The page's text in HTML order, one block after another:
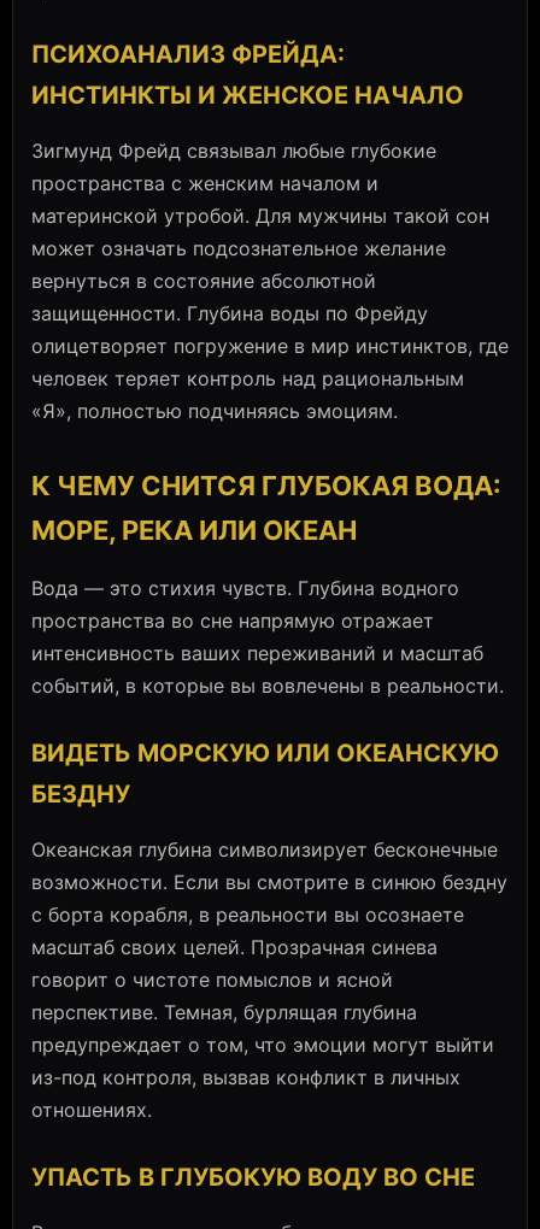
ПСИХОАНАЛИЗ ФРЕЙДА:
ИНСТИНКТЫ И ЖЕНСКОЕ НАЧАЛО
Зигмунд Фрейд связывал любые глубокие
пространства с женским началом и
материнской утробой. Для мужчины такой сон
может означать подсознательное желание
вернуться в состояние абсолютной
защищенности. Глубина воды по Фрейду
олицетворяет погружение в мир инстинктов, где
человек теряет контроль над рациональным
«Я», полностью подчиняясь эмоциям.
К ЧЕМУ СНИТСЯ ГЛУБОКАЯ ВОДА:
МОРЕ, РЕКА ИЛИ ОКЕАН
Вода — это стихия чувств. Глубина водного
пространства во сне напрямую отражает
интенсивность ваших переживаний и масштаб
событий, в которые вы вовлечены в реальности.
ВИДЕТЬ МОРСКУЮ ИЛИ ОКЕАНСКУЮ
БЕЗДНУ
Океанская глубина символизирует бесконечные
возможности. Если вы смотрите в синюю бездну
с борта корабля, в реальности вы осознаете
масштаб своих целей. Прозрачная синева
говорит о чистоте помыслов и ясной
перспективе. Темная, бурлящая глубина
предупреждает о том, что эмоции могут выйти
из-под контроля, вызвав конфликт в личных
отношениях.
УПАСТЬ В ГЛУБОКУЮ ВОДУ ВО СНЕ